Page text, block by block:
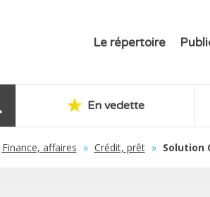
Le répertoire
En vedette
Finance, affaires » Crédit, prêt » Solution